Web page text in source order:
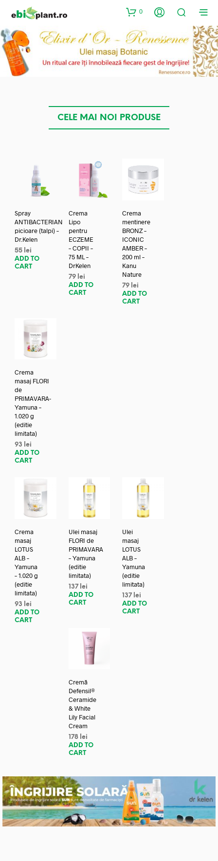
0
CELE MAI NOI PRODUSE
Spray
ANTIBACTERIAN
picioare (talpi) –
Dr.Kelen
55 lei
ADD TO
CART
Crema
Lipo
pentru
ECZEME
– COPII –
75 ML –
DrKelen
79 lei
ADD TO
CART
Crema
mentinere
BRONZ –
ICONIC
AMBER –
200 ml –
Kanu
Nature
79 lei
ADD TO
CART
Crema
masaj FLORI
de
PRIMAVARA-
Yamuna –
1.020 g
(editie
limitata)
93
lei
ADD TO
CART
Crema
masaj
LOTUS
ALB –
Yamuna
– 1.020 g
(editie
limitata)
93
lei
ADD TO
CART
Ulei masaj
FLORI de
PRIMAVARA
– Yamuna
(editie
limitata)
137 lei
ADD TO
CART
Ulei
masaj
LOTUS
ALB –
Yamuna
(editie
limitata)
137 lei
ADD TO
CART
Cremă
Defensil®
Ceramide
& White
Lily Facial
Cream
178 lei
ADD TO
CART